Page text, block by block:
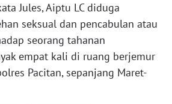
Jules, Aiptu LC diduga
seksual dan pencabulan atau
seorang tahanan
empat kali di ruang berjemur
Pacitan, sepanjang Maret-